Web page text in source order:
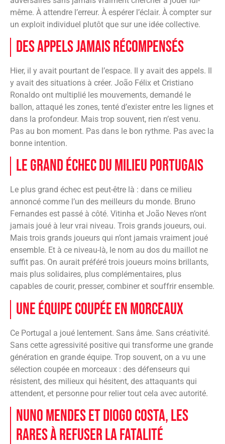
même. À attendre l’erreur. À espérer l’éclair. À compter sur
un exploit individuel plutôt que sur une idée collective.
Des appels jamais récompensés
Hier, il y avait pourtant de l’espace. Il y avait des appels. Il
y avait des situations à créer. João Félix et Cristiano
Ronaldo ont multiplié les mouvements, demandé le
ballon, attaqué les zones, tenté d’exister entre les lignes et
dans la profondeur. Mais trop souvent, rien n’est venu.
Pas au bon moment. Pas dans le bon rythme. Pas avec la
bonne intention.
Le grand échec du milieu portugais
Le plus grand échec est peut-être là : dans ce milieu
annoncé comme l’un des meilleurs du monde. Bruno
Fernandes est passé à côté. Vitinha et João Neves n’ont
jamais joué à leur vrai niveau. Trois grands joueurs, oui.
Mais trois grands joueurs qui n’ont jamais vraiment joué
ensemble. Et à ce niveau-là, le nom au dos du maillot ne
suffit pas. On aurait préféré trois joueurs moins brillants,
mais plus solidaires, plus complémentaires, plus
capables de courir, presser, combiner et souffrir ensemble.
Une équipe coupée en morceaux
Ce Portugal a joué lentement. Sans âme. Sans créativité.
Sans cette agressivité positive qui transforme une grande
génération en grande équipe. Trop souvent, on a vu une
sélection coupée en morceaux : des défenseurs qui
résistent, des milieux qui hésitent, des attaquants qui
attendent, et personne pour relier tout cela avec autorité.
Nuno Mendes et Diogo Costa, les
rares à refuser la fatalité